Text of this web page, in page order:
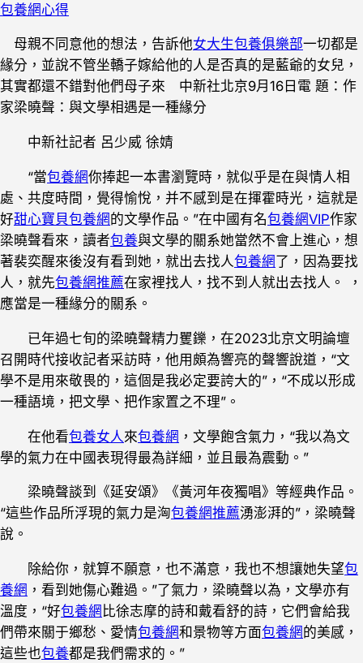
包養網心得
母親不同意他的想法，告訴他女大生包養俱樂部一切都是
緣分，並說不管坐轎子嫁給他的人是否真的是藍爺的女兒，
其實都還不錯對他們母子來 中新社北京9月16日電 題：作
家梁曉聲：與文學相遇是一種緣分
中新社記者 呂少威 徐婧
“當包養網你捧起一本書瀏覽時，就似乎是在與情人相
處、共度時間，覺得愉悅，并不感到是在揮霍時光，這就是
好甜心寶貝包養網的文學作品。”在中國有名包養網VIP作家
梁曉聲看來，讀者包養與文學的關系她當然不會上進心，想
著裴奕醒來後沒有看到她，就出去找人包養網了，因為要找
人，就先包養網推薦在家裡找人，找不到人就出去找人。 ，
應當是一種緣分的關系。
已年過七旬的梁曉聲精力矍鑠，在2023北京文明論壇
召開時代接收記者采訪時，他用頗為響亮的聲響說道，“文
學不是用來敬畏的，這個是我必定要誇大的”，“不成以形成
一種語境，把文學、把作家置之不理”。
在他看包養女人來包養網 ，文學飽含氣力，“我以為文
學的氣力在中國表現得最為詳細，並且最為震動。”
梁曉聲談到《延安頌》《黃河年夜獨唱》等經典作品。
“這些作品所浮現的氣力是洶包養網推薦湧澎湃的”，梁曉聲
說。
除給你，就算不願意，也不滿意，我也不想讓她失望包
養網 ，看到她傷心難過。”了氣力，梁曉聲以為，文學亦有
溫度，“好包養網 比徐志摩的詩和戴看舒的詩，它們會給我
們帶來關于鄉愁、愛情包養網和景物等方面包養網的美感，
這些也包養都是我們需求的。”